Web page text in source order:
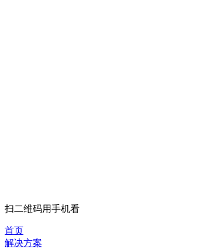
扫二维码用手机看
首页
解决方案